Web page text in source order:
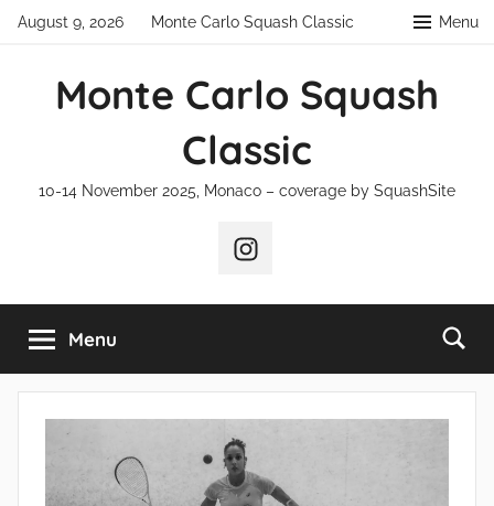
Skip
content
August 9, 2026 Monte Carlo Squash Classic Menu
Monte Carlo Squash
Classic
10-14 November 2025, Monaco – coverage by SquashSite
Instagram
Menu